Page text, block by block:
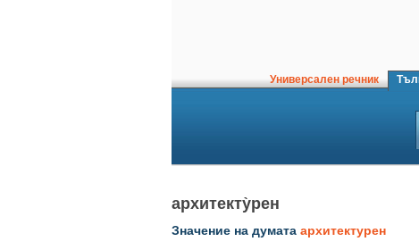
Универсален речник
архитекту̀рен
Значение на думата архитектурен